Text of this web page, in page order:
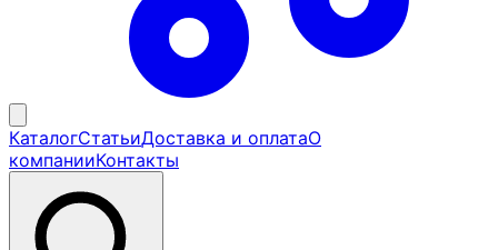
КаталогСтатьиДоставка и оплатаО
компанииКонтакты